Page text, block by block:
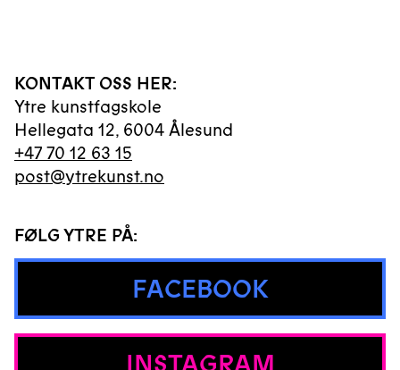
KONTAKT OSS HER:
Ytre kunstfagskole
Hellegata 12, 6004Ålesund
+47 70 12 63 15
post@ytrekunst.no
FØLG YTRE PÅ:
FACEBOOK